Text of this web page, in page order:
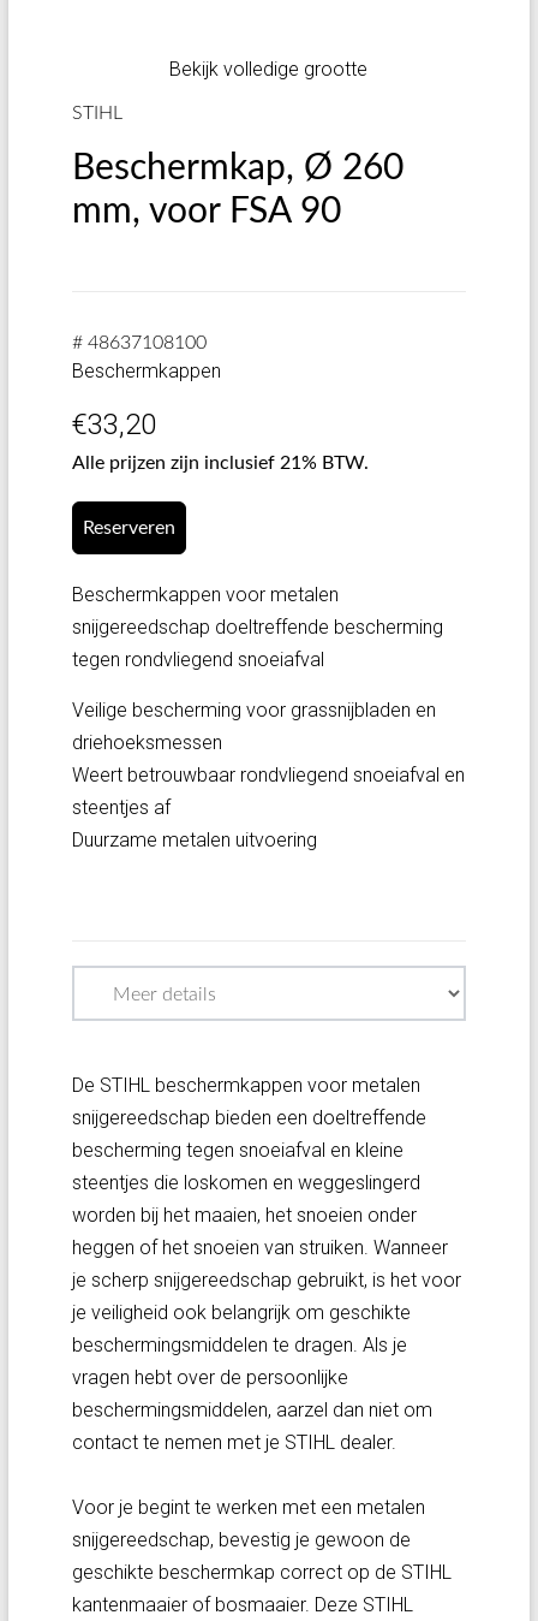
Bekijk volledige grootte
STIHL
Beschermkap, Ø 260
mm, voor FSA 90
# 48637108100
Beschermkappen
€33,20
Alle prijzen zijn inclusief 21% BTW.
Reserveren
Beschermkappen voor metalen
snijgereedschap doeltreffende bescherming
tegen rondvliegend snoeiafval
Veilige bescherming voor grassnijbladen en
driehoeksmessen
Weert betrouwbaar rondvliegend snoeiafval en
steentjes af
Duurzame metalen uitvoering
De STIHL beschermkappen voor metalen
snijgereedschap bieden een doeltreffende
bescherming tegen snoeiafval en kleine
steentjes die loskomen en weggeslingerd
worden bij het maaien, het snoeien onder
heggen of het snoeien van struiken. Wanneer
je scherp snijgereedschap gebruikt, is het voor
je veiligheid ook belangrijk om geschikte
beschermingsmiddelen te dragen. Als je
vragen hebt over de persoonlijke
beschermingsmiddelen, aarzel dan niet om
contact te nemen met je STIHL dealer.
Voor je begint te werken met een metalen
snijgereedschap, bevestig je gewoon de
geschikte beschermkap correct op de STIHL
kantenmaaier of bosmaaier. Deze STIHL